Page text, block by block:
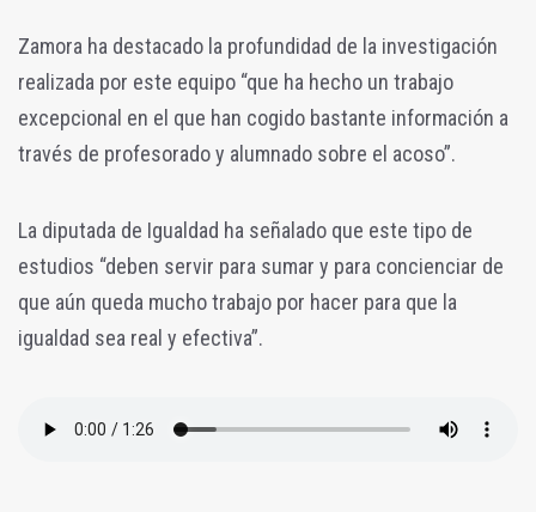
Zamora ha destacado la profundidad de la investigación
realizada por este equipo “que ha hecho un trabajo
excepcional en el que han cogido bastante información a
través de profesorado y alumnado sobre el acoso”.
La diputada de Igualdad ha señalado que este tipo de
estudios “deben servir para sumar y para concienciar de
que aún queda mucho trabajo por hacer para que la
igualdad sea real y efectiva”.